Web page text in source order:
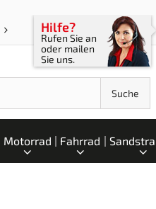
Hilfe?
Rufen Sie an
oder mailen
Sie uns.
Suche
Motorrad Fahrrad